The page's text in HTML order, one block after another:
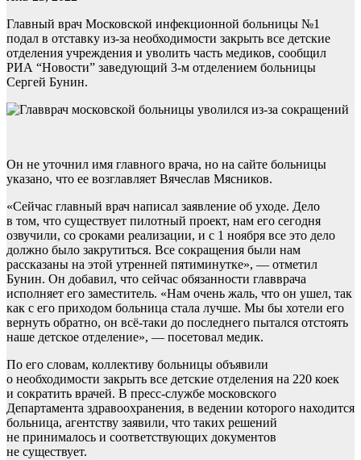
Главный врач Московской инфекционной больницы №1
подал в отставку из-за необходимости закрыть все детские
отделения учреждения и уволить часть медиков, сообщил
РИА “Новости” заведующий 3-м отделением больницы
Сергей Бунин.
Он не уточнил имя главного врача, но на сайте больницы
указано, что ее возглавляет Вячеслав Мясников.
«Сейчас главный врач написал заявление об уходе. Дело
в том, что существует пилотный проект, нам его сегодня
озвучили, со сроками реализации, и с 1 ноября все это дело
должно было закрутиться. Все сокращения были нам
рассказаны на этой утренней пятиминутке», — отметил
Бунин. Он добавил, что сейчас обязанности главврача
исполняет его заместитель. «Нам очень жаль, что он ушел, так
как с его приходом больница стала лучше. Мы бы хотели его
вернуть обратно, он всё-таки до последнего пытался отстоять
наше детское отделение», — посетовал медик.
По его словам, коллективу больницы объявили
о необходимости закрыть все детские отделения на 220 коек
и сократить врачей. В пресс-службе московского
Департамента здравоохранения, в ведении которого находится
больница, агентству заявили, что таких решений
не принималось и соответствующих документов
не существует.